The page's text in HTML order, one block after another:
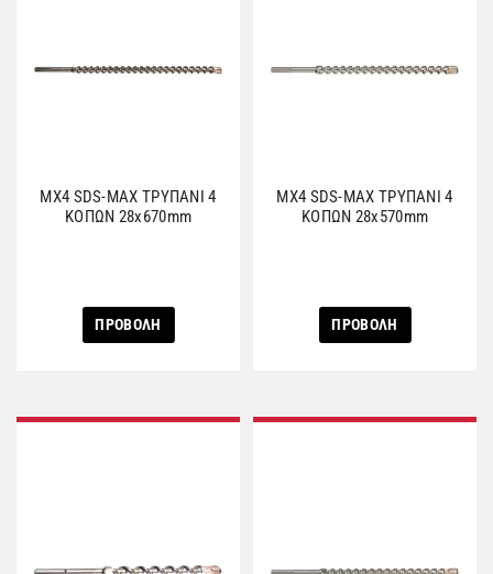
MX4 SDS-MAX ΤΡΥΠΑΝΙ 4
ΚΟΠΩΝ 28x670mm
ΠΡΟΒΟΛΗ
MX4 SDS-MAX ΤΡΥΠΑΝΙ 4
ΚΟΠΩΝ 28x570mm
ΠΡΟΒΟΛΗ